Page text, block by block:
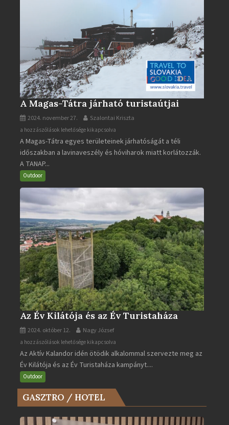
A Magas-Tátra járható turistaútjai
2024. november 27. Szalontai Kriszta
A
Magas-
Tátra
járható
turistaútjai
bejegyzéshez
a hozzászólások lehetősége kikapcsolva
A Magas-Tátra egyes területeinek járhatóságát a téli
időszakban a lavinaveszély és hóviharok miatt korlátozzák.
A TANAP...
Outdoor
Az Év Kilátója és az Év Turistaháza
2024. október 12. Nagy József
Az
Év
Kilátója
és
Év
Turistaháza
bejegyzéshez
a hozzászólások lehetősége kikapcsolva
Az Aktív Kalandor idén ötödik alkalommal szervezte meg az
Év Kilátója és az Év Turistaháza kampányt....
Outdoor
GASZTRO / HOTEL